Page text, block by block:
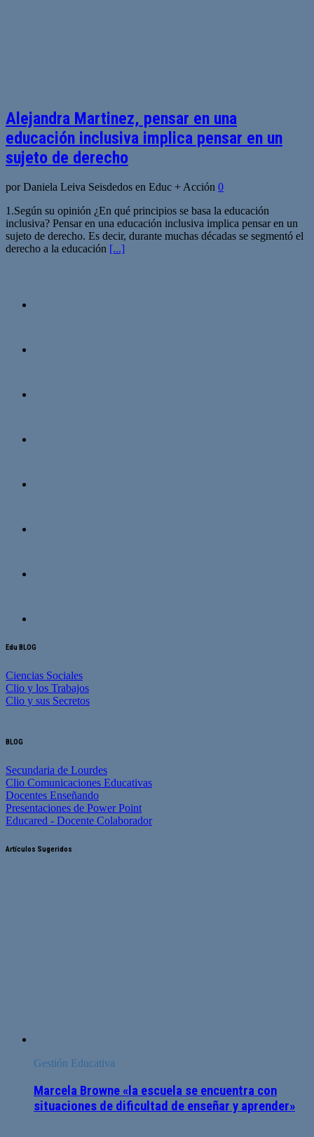
Alejandra Martinez, pensar en una
educación inclusiva implica pensar en un
sujeto de derecho
por Daniela Leiva Seisdedos en Educ + Acción 0
1.Según su opinión ¿En qué principios se basa la educación
inclusiva? Pensar en una educación inclusiva implica pensar en un
sujeto de derecho. Es decir, durante muchas décadas se segmentó el
derecho a la educación [...]
Edu BLOG
Ciencias Sociales
Clio y los Trabajos
Clio y sus Secretos
BLOG
Secundaria de Lourdes
Clio Comunicaciones Educativas
Docentes Enseñando
Presentaciones de Power Point
Educared - Docente Colaborador
Artículos Sugeridos
Gestión Educativa
Marcela Browne «la escuela se encuentra con
situaciones de dificultad de enseñar y aprender»